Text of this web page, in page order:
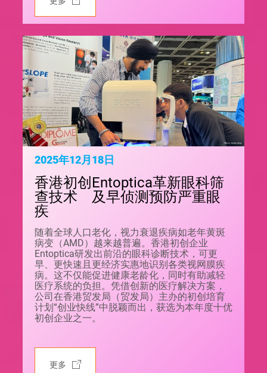
2025年12月18日
香港初创Entoptica革新眼科筛
查技术 及早侦测预防严重眼
疾
随着全球人口老化，视力衰退疾病如老年黄斑
病变（AMD）越来越普遍。香港初创企业
Entoptica研发出前沿的眼科诊断技术，可更
早、更快速且更经济实惠地识别各类视网膜疾
病。这不仅能促进健康老龄化，同时有助减轻
医疗系统的负担。凭借创新的医疗解决方案，
公司在香港贸发局（贸发局）主办的初创培育
计划“创业快线”中脱颖而出，获选为本年度十优
初创企业之一。
更多